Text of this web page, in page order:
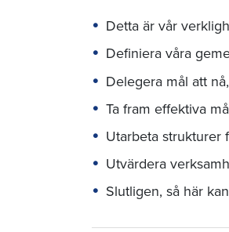
Detta är vår
Definiera våra
Delegera mål att
Ta fram effektiva
Utarbeta strukturer
Utvärdera
Slutligen, så här